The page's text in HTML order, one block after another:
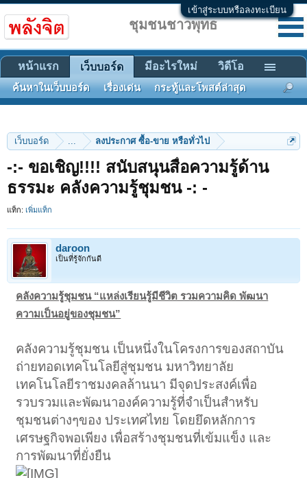
เข้าสู่ระบบหรือลงทะเบียน
เว็บบอร์ด ... ลงประกาศ ซื้อ-ขาย หรือทั่วไป
-:- ขอเชิญ!!!! สนับสนุนสื่อความรู้ด้าน
ธรรมะ คลังความรู้ชุมชน -: -
แท็ก: เพิ่มแท็ก
daroon
เป็นที่รู้จักกันดี
คลังความรู้ชุมชน “แหล่งเรียนรู้มีชีวิต รวมความคิด พัฒนา
ความเป็นอยู่ของชุมชน”
คลังความรู้ชุมชน เป็นหนึ่งในโครงการของสถาบัน
ถ่ายทอดเทคโนโลยีสู่ชุมชน มหาวิทยาลัย
เทคโนโลยีราชมงคลล้านนา มีจุดประสงค์เพื่อ
รวบรวมและพัฒนาองค์ความรู้ที่จำเป็นสำหรับ
ชุมชนต่างๆของ ประเทศไทย โดยยึดหลักการ
เศรษฐกิจพอเพียง เพื่อสร้างชุมชนที่เข้มแข็ง และ
การพัฒนาที่ยั่งยืน
ชุมชนชาวพุทธ
หน้าแรก เว็บบอร์ด
ค้นหาในเว็บบอร์ด เรื่องเด่น กระทู้และโพสต์ล่าสุด
มีอะไรใหม่ วิดีโอ